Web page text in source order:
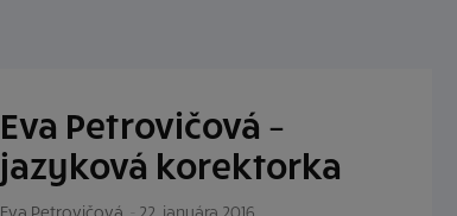
Eva Petrovičová –
jazyková korektorka